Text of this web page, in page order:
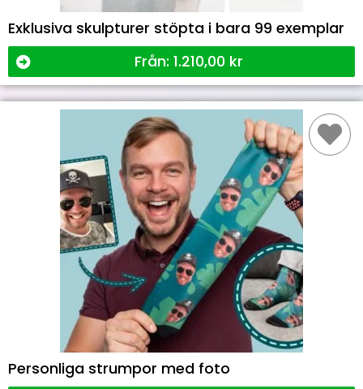
Exklusiva skulpturer stöpta i bara 99 exemplar
Från: 1.210,00 kr
Personliga strumpor med foto